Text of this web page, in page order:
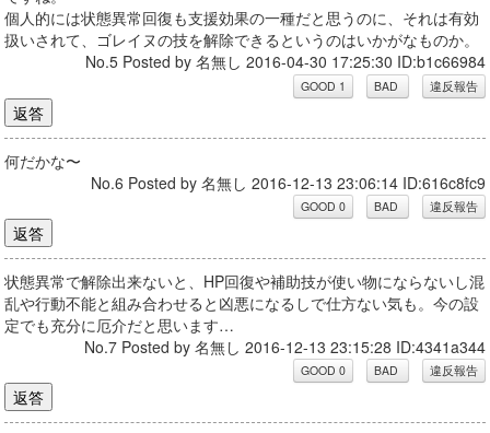
個人的には状態異常回復も支援効果の一種だと思うのに、それは有効
扱いされて、ゴレイヌの技を解除できるというのはいかがなものか。
No.5 Posted by 名無し 2016-04-30 17:25:30 ID:b1c66984
何だかな〜
No.6 Posted by 名無し 2016-12-13 23:06:14 ID:616c8fc9
状態異常で解除出来ないと、HP回復や補助技が使い物にならないし混
乱や行動不能と組み合わせると凶悪になるしで仕方ない気も。今の設
定でも充分に厄介だと思います…
No.7 Posted by 名無し 2016-12-13 23:15:28 ID:4341a344